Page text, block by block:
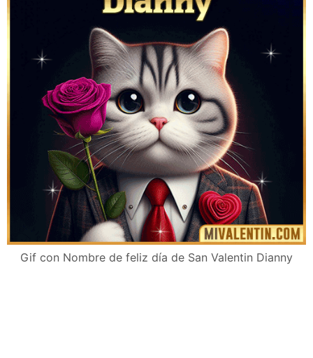
Gif con Nombre de feliz día de San Valentin Dianny